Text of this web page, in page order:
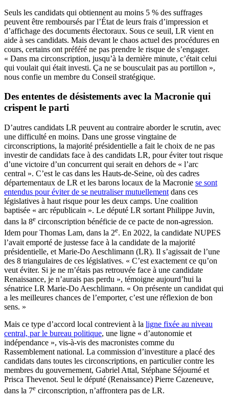
Seuls les candidats qui obtiennent au moins 5 % des suffrages
peuvent être remboursés par l’État de leurs frais d’impression et
d’affichage des documents électoraux. Sous ce seuil, LR vient en
aide à ses candidats. Mais devant le chaos actuel des procédures en
cours, certains ont préféré ne pas prendre le risque de s’engager.
« Dans ma circonscription, jusqu’à la dernière minute, c’était celui
qui voulait qui était investi. Ça ne se bousculait pas au portillon »,
nous confie un membre du Conseil stratégique.
Des ententes de désistements avec la Macronie qui
crispent le parti
D’autres candidats LR peuvent au contraire aborder le scrutin, avec
une difficulté en moins. Dans une grosse vingtaine de
circonscriptions, la majorité présidentielle a fait le choix de ne pas
investir de candidats face à des candidats LR, pour éviter tout risque
d’une victoire d’un concurrent qui serait en dehors de « l’arc
central ». C’est le cas dans les Hauts-de-Seine, où des cadres
départementaux de LR et les barons locaux de la Macronie se sont
entendus pour éviter de se neutraliser mutuellement dans ces
législatives à haut risque pour les deux camps. Une coalition
baptisée « arc républicain ». Le député LR sortant Philippe Juvin,
dans la 8e circonscription bénéficie de ce pacte de non-agression.
Idem pour Thomas Lam, dans la 2e. En 2022, la candidate NUPES
l’avait emporté de justesse face à la candidate de la majorité
présidentielle, et Marie-Do Aeschlimann (LR). Il s’agissait de l’une
des 8 triangulaires de ces législatives. « C’est exactement ce qu’on
veut éviter. Si je ne m’étais pas retrouvée face à une candidate
Renaissance, je n’aurais pas perdu », témoigne aujourd’hui la
sénatrice LR Marie-Do Aeschlimann. « On présente un candidat qui
a les meilleures chances de l’emporter, c’est une réflexion de bon
sens. »
Mais ce type d’accord local contrevient à la ligne fixée au niveau
central, par le bureau politique, une ligne « d’autonomie et
indépendance », vis-à-vis des macronistes comme du
Rassemblement national. La commission d’investiture a placé des
candidats dans toutes les circonscriptions, en particulier contre les
membres du gouvernement, Gabriel Attal, Stéphane Séjourné et
Prisca Thevenot. Seul le député (Renaissance) Pierre Cazeneuve,
dans la 7e circonscription, n’affrontera pas de LR.